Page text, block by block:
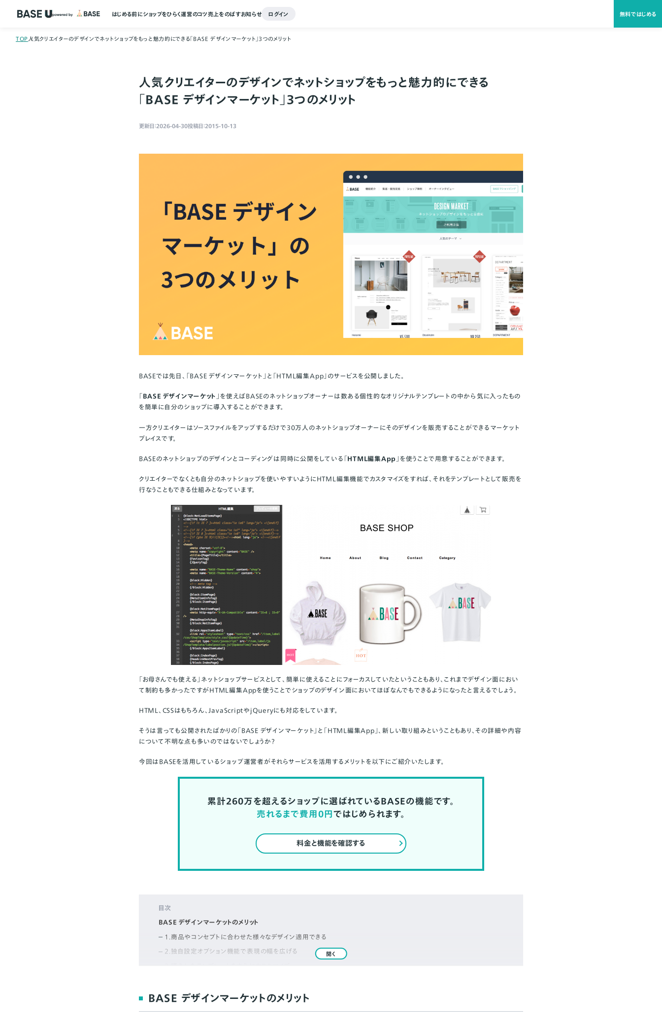
はじめる前にショップをひらく運営のコツ売上をのばすお知らせ ログイン 無料ではじめる
TOP人気クリエイターのデザインでネットショップをもっと魅力的にできる「BASE デザインマーケット」3つのメリット
人気クリエイターのデザインでネットショップをもっと魅力的にできる
「BASE デザインマーケット」3つのメリット
更新日：2026-04-30投稿日：2015-10-13
BASEでは先日、「BASE デザインマーケット」と「HTML編集App」のサービスを公開しました。
「BASE デザインマーケット」を使えばBASEのネットショップオーナーは数ある個性的なオリジナルテンプレートの中から気に入ったもの
を簡単に自分のショップに導入することができます。
一方クリエイターはソースファイルをアップするだけで30万人のネットショップオーナーにそのデザインを販売することができるマーケット
プレイスです。
BASEのネットショップのデザインとコーディングは同時に公開をしている「HTML編集App 」を使うことで用意することができます。
クリエイターでなくとも自分のネットショップを使いやすいようにHTML編集機能でカスタマイズをすれば、それをテンプレートとして販売を
行なうこともできる仕組みとなっています。
「お母さんでも使える」ネットショップサービスとして、簡単に使えることにフォーカスしていたということもあり、これまでデザイン面におい
て制約も多かったですがHTML編集Appを使うことでショップのデザイン面においてほぼなんでもできるようになったと言えるでしょう。
HTML、CSSはもちろん、JavaScriptやjQueryにも対応をしています。
そうは言っても公開されたばかりの「BASE デザインマーケット」と「HTML編集App」、新しい取り組みということもあり、その詳細や内容
について不明な点も多いのではないでしょうか？
今回はBASEを活用しているショップ運営者がそれらサービスを活用するメリットを以下にご紹介いたします。
累計260万を超えるショップに選ばれているBASEの機能です。
売れるまで費用0円ではじめられます。
料金と機能を確認する
目次
BASE デザインマーケットのメリット
1.商品やコンセプトに合わせた様々なデザイン適用できる
2.独自設定オプション機能で表現の幅を広げる
Simple Custom by tohu
STANDARD ROOM by DROPMAN
開く
BASE デザインマーケットのメリット